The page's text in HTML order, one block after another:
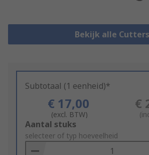
Bekijk alle Cutters
Subtotaal (1 eenheid)*
€ 17,00
(excl. BTW)
€
Add
to
Basket
Aantal stuks
selecteer of typ hoeveelheid